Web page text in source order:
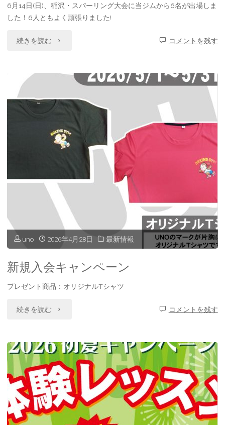
6月14日(日)、稲沢・スパーリング大会に当ジムから6名が出場しま
した！6人ともよく頑張りました!
続きを読む "2026
沢・
パ
リ
大
会"
コメントを残す
uno 2026年4月28日 最新情報
新規入会キャンペーン
プレゼント商品：オリジナルTシャツ
続きを読む "新
入
会
キ
ャ
コメントを残す